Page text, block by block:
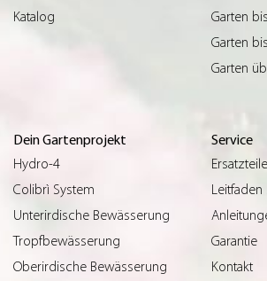
Katalog
Garten
Garten
Garten
Dein Gartenprojekt
Hydro-4
Colibrì System
Unterirdische Bewässerung
Tropfbewässerung
Oberirdische Bewässerung
Service
Ersatzteile
Garantie
Kontakt